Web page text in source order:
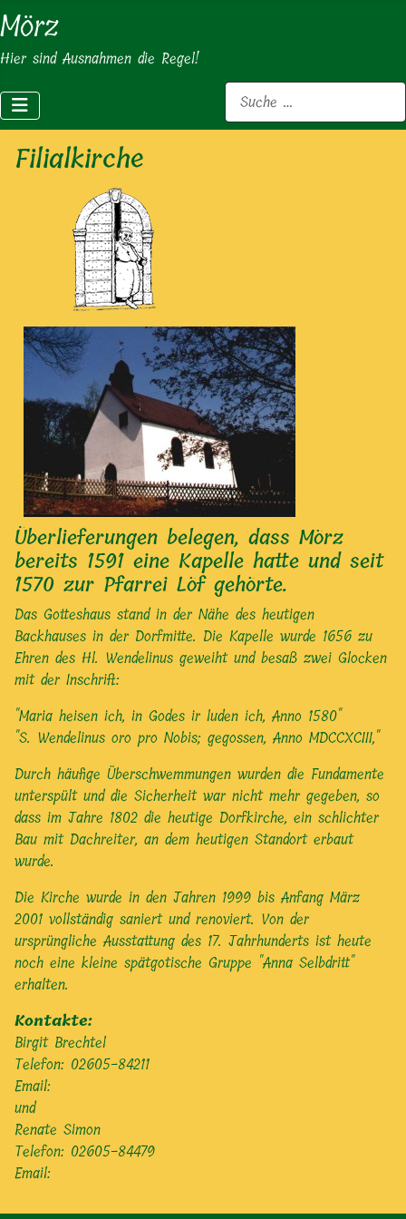
Mörz
Hier sind Ausnahmen die Regel!
Suchen
Filialkirche
Überlieferungen belegen, dass Mörz
bereits 1591 eine Kapelle hatte und seit
1570 zur Pfarrei Löf gehörte.
Das Gotteshaus stand in der Nähe des heutigen
Backhauses in der Dorfmitte. Die Kapelle wurde 1656 zu
Ehren des Hl. Wendelinus geweiht und besaß zwei Glocken
mit der Inschrift:
"Maria heisen ich, in Godes ir luden ich, Anno 1580"
"S. Wendelinus oro pro Nobis; gegossen, Anno MDCCXCIII,"
Durch häufige Überschwemmungen wurden die Fundamente
unterspült und die Sicherheit war nicht mehr gegeben, so
dass im Jahre 1802 die heutige Dorfkirche, ein schlichter
Bau mit Dachreiter, an dem heutigen Standort erbaut
wurde.
Die Kirche wurde in den Jahren 1999 bis Anfang März
2001 vollständig saniert und renoviert. Von der
ursprüngliche Ausstattung des 17. Jahrhunderts ist heute
noch eine kleine spätgotische Gruppe "Anna Selbdritt"
erhalten.
Kontakte:
Birgit Brechtel
Telefon: 02605-84211
Email:
und
Renate Simon
Telefon: 02605-84479
Email: